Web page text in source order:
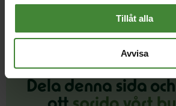
Tillåt alla
Avvisa
Dela denna sida